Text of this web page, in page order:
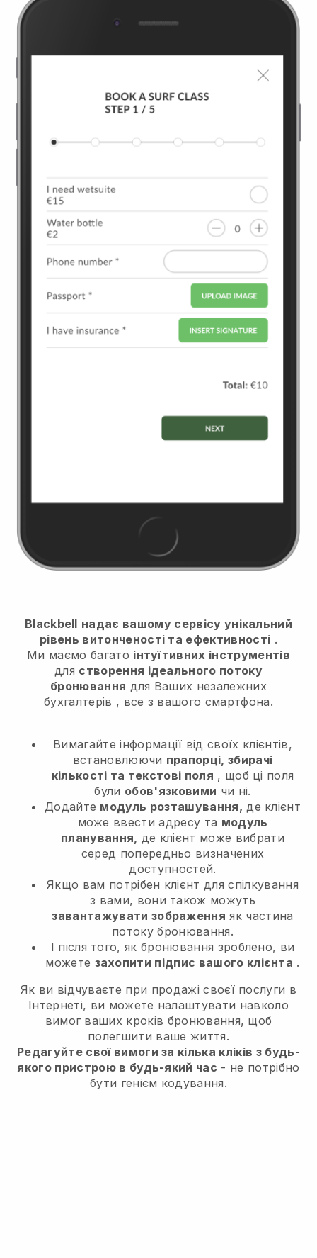
Blackbell надає вашому сервісу унікальний
рівень витонченості та ефективності .
Ми маємо багато інтуїтивних інструментів
для створення ідеального потоку
бронювання для Ваших незалежних
бухгалтерів , все з вашого смартфона.
Вимагайте інформації від своїх клієнтів,
встановлюючи прапорці, збирачі
кількості та текстові поля , щоб ці поля
були обов'язковими чи ні.
Додайте модуль розташування, де клієнт
може ввести адресу та модуль
планування, де клієнт може вибрати
серед попередньо визначених
доступностей.
Якщо вам потрібен клієнт для спілкування
з вами, вони також можуть
завантажувати зображення як частина
потоку бронювання.
І після того, як бронювання зроблено, ви
можете захопити підпис вашого клієнта .
Як ви відчуваєте при продажі своєї послуги в
Інтернеті, ви можете налаштувати навколо
вимог ваших кроків бронювання, щоб
полегшити ваше життя.
Редагуйте свої вимоги за кілька кліків з будь-
якого пристрою в будь-який час - не потрібно
бути генієм кодування.